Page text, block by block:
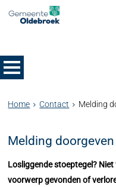
Home Contact Melding
Melding doorgeven
Losliggende stoeptegel?
voorwerp gevonden of